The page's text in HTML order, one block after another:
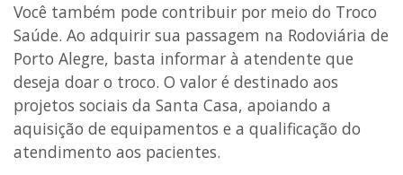
Você também pode contribuir por meio do Troco
Saúde. Ao adquirir sua passagem na Rodoviária de
Porto Alegre, basta informar à atendente que
deseja doar o troco. O valor é destinado aos
projetos sociais da Santa Casa, apoiando a
aquisição de equipamentos e a qualificação do
atendimento aos pacientes.